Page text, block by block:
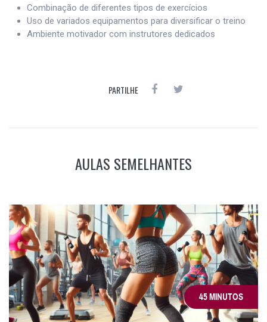
Combinação de diferentes tipos de exercícios
Uso de variados equipamentos para diversificar o treino
Ambiente motivador com instrutores dedicados
PARTILHE
AULAS SEMELHANTES
45 MINUTOS